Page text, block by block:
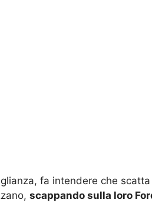
fa intendere che
scappando sulla loro